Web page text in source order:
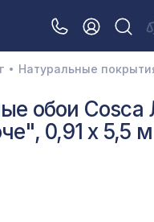
Натуральные
обои Cosca
0,91 x 5,5 м